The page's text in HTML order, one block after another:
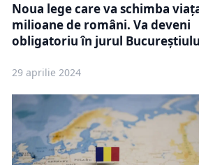
Noua lege care va schimba
milioane de români. Va deveni
obligatoriu în jurul
29 aprilie 2024